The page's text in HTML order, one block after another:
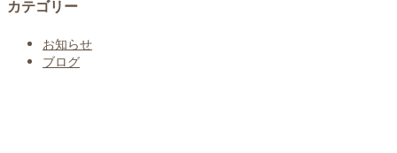
カテゴリー
お知らせ
ブログ